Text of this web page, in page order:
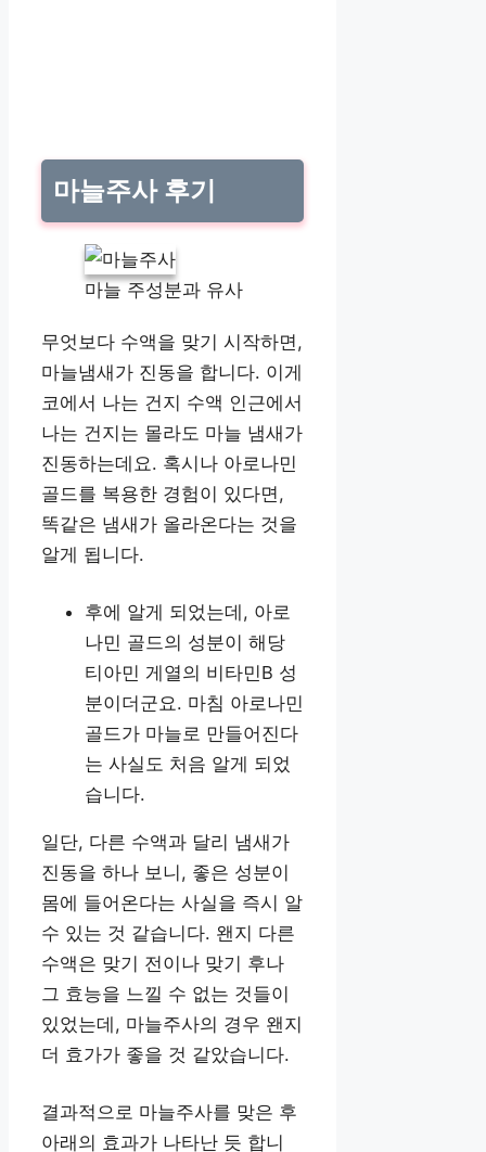
마늘주사 후기
마늘 주성분과 유사
무엇보다 수액을 맞기 시작하면,
마늘냄새가 진동을 합니다. 이게
코에서 나는 건지 수액 인근에서
나는 건지는 몰라도 마늘 냄새가
진동하는데요. 혹시나 아로나민
골드를 복용한 경험이 있다면,
똑같은 냄새가 올라온다는 것을
알게 됩니다.
후에 알게 되었는데, 아로
나민 골드의 성분이 해당
티아민 게열의 비타민B 성
분이더군요. 마침 아로나민
골드가 마늘로 만들어진다
는 사실도 처음 알게 되었
습니다.
일단, 다른 수액과 달리 냄새가
진동을 하나 보니, 좋은 성분이
몸에 들어온다는 사실을 즉시 알
수 있는 것 같습니다. 왠지 다른
수액은 맞기 전이나 맞기 후나
그 효능을 느낄 수 없는 것들이
있었는데, 마늘주사의 경우 왠지
더 효가가 좋을 것 같았습니다.
결과적으로 마늘주사를 맞은 후
아래의 효과가 나타난 듯 합니